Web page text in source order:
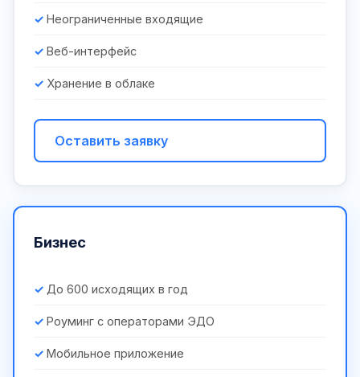
Неограниченные входящие
Веб-интерфейс
Хранение в облаке
Оставить заявку
Бизнес
До 600 исходящих в год
Роуминг с операторами ЭДО
Мобильное приложение